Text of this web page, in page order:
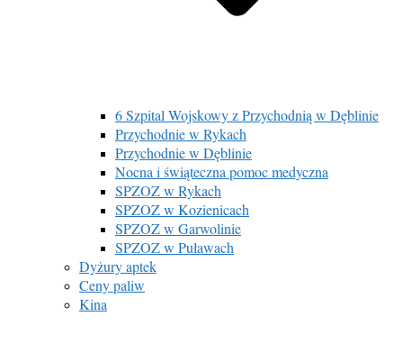
6 Szpital Wojskowy z Przychodnią w Dęblinie
Przychodnie w Rykach
Przychodnie w Dęblinie
Nocna i świąteczna pomoc medyczna
SPZOZ w Rykach
SPZOZ w Kozienicach
SPZOZ w Garwolinie
SPZOZ w Puławach
Dyżury aptek
Ceny paliw
Kina